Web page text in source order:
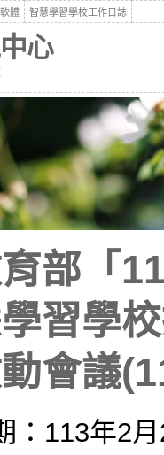
體 智慧學習學校工作日誌
心
部「
習學
會議
：113年2